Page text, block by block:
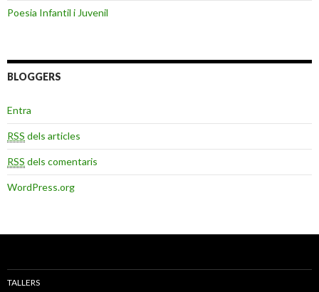
Poesia Infantil i Juvenil
BLOGGERS
Entra
RSS dels articles
RSS dels comentaris
WordPress.org
TALLERS